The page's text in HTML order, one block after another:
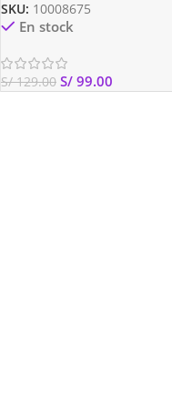
SKU: 10008675
En stock
S/129.00 S/ 99.00